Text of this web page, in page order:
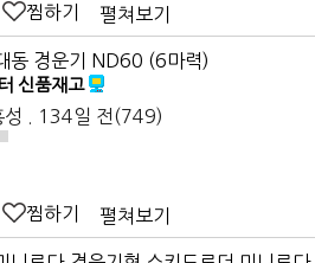
찜하기 펼쳐보기
동 경운기 ND60 (6마력)
신품재고
성 . 134일 전(749)
찜하기 펼쳐보기